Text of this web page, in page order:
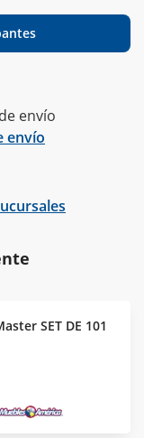
envío
envío
SET DE 101